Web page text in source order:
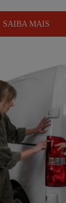
SAIBA MAIS